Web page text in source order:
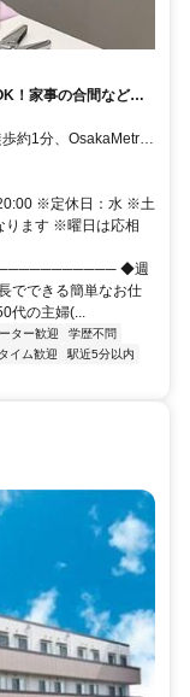
！家事の合間などの
約1分、OsakaMetro
中百舌鳥北出口徒
※定休日：水 ※土
ります ※曜日は応相
◆週
でできる簡単なお仕
代の主婦(...
ター歓迎
学歴不問
イム歓迎
駅近5分以内